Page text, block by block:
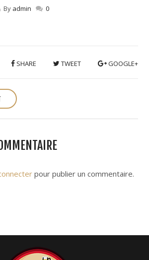
By admin 0
SHARE TWEET GOOGLE+
pour publier un commentaire.